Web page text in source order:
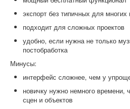
экспорт без типичных для многих
подходит для сложных проектов
удобно, если нужна не только
постобработка
Минусы:
интерфейс сложнее, чем у
новичку нужно немного времени,
сцен и объектов